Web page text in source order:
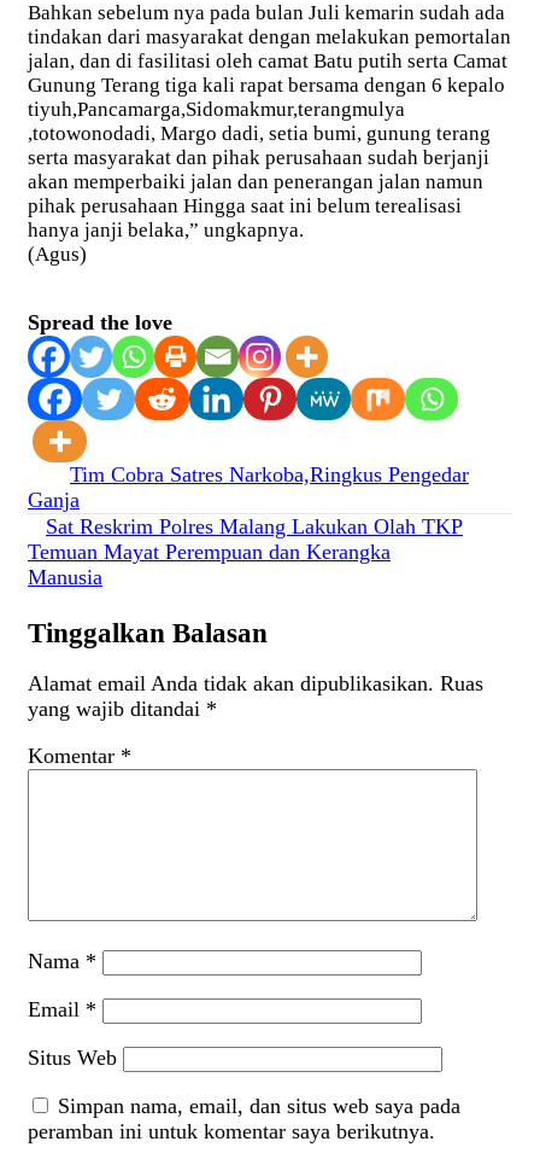
Bahkan sebelum nya pada bulan Juli kemarin sudah ada
tindakan dari masyarakat dengan melakukan pemortalan
jalan, dan di fasilitasi oleh camat Batu putih serta Camat
Gunung Terang tiga kali rapat bersama dengan 6 kepalo
tiyuh,Pancamarga,Sidomakmur,terangmulya
,totowonodadi, Margo dadi, setia bumi, gunung terang
serta masyarakat dan pihak perusahaan sudah berjanji
akan memperbaiki jalan dan penerangan jalan namun
pihak perusahaan Hingga saat ini belum terealisasi
hanya janji belaka,” ungkapnya.
(Agus)
Spread the love
Navigasi
pos
Tim Cobra Satres Narkoba,Ringkus Pengedar
Ganja
Sat Reskrim Polres Malang Lakukan Olah TKP
Temuan Mayat Perempuan dan Kerangka
Manusia
Tinggalkan Balasan
Alamat email Anda tidak akan dipublikasikan. Ruas
yang wajib ditandai *
Komentar *
Nama *
Email *
Situs Web
Simpan nama, email, dan situs web saya pada
peramban ini untuk komentar saya berikutnya.